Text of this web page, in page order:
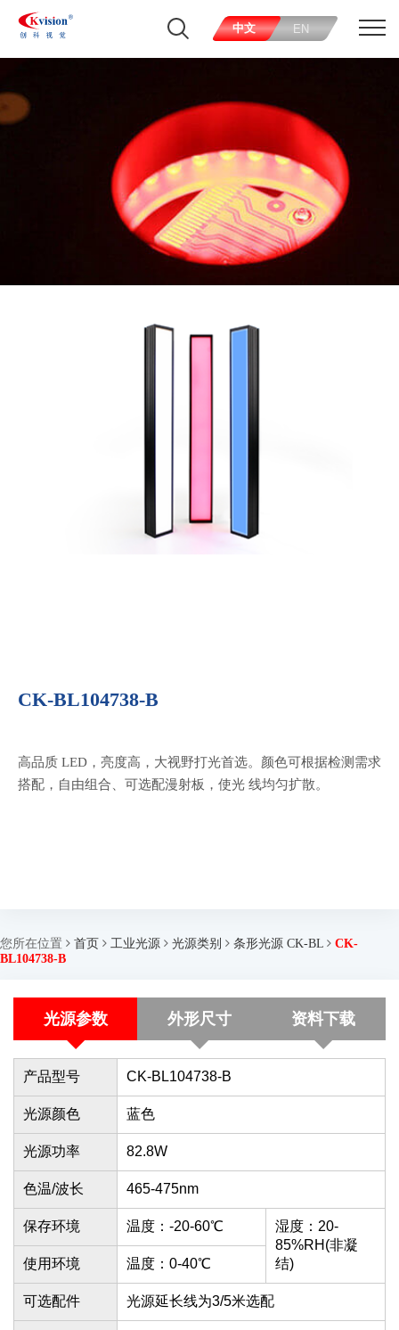
中文 EN
CK-BL104738-B
高品质 LED，亮度高，大视野打光首选。颜色可根据检测需求
搭配，自由组合、可选配漫射板，使光 线均匀扩散。
您所在位置 首页 工业光源 光源类别 条形光源 CK-BL
CK-
BL104738-B
光源参数 外形尺寸 资料下载
产品型号 CK-BL104738-B
光源颜色 蓝色
光源功率 82.8W
色温/波长 465-475nm
保存环境 温度：-20-60℃
湿度：20-
85%RH(非凝
结)
使用环境 温度：0-40℃
可选配件 光源延长线为3/5米选配